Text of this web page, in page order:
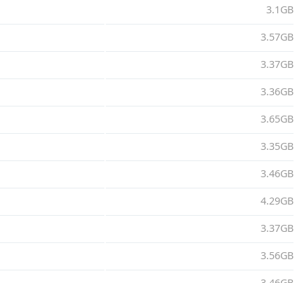
3.1GB
3.57GB
3.37GB
3.36GB
3.65GB
3.35GB
3.46GB
4.29GB
3.37GB
3.56GB